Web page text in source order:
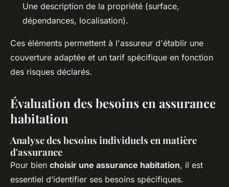
Une description de la propriété (surface,
dépendances, localisation).
Ces éléments permettent à l'assureur d'établir une
couverture adaptée et un tarif spécifique en fonction
des risques déclarés.
Évaluation des besoins en assurance
habitation
Analyse des besoins individuels en matière
d'assurance
Pour bien choisir une assurance habitation, il est
essentiel d’identifier ses besoins spécifiques.